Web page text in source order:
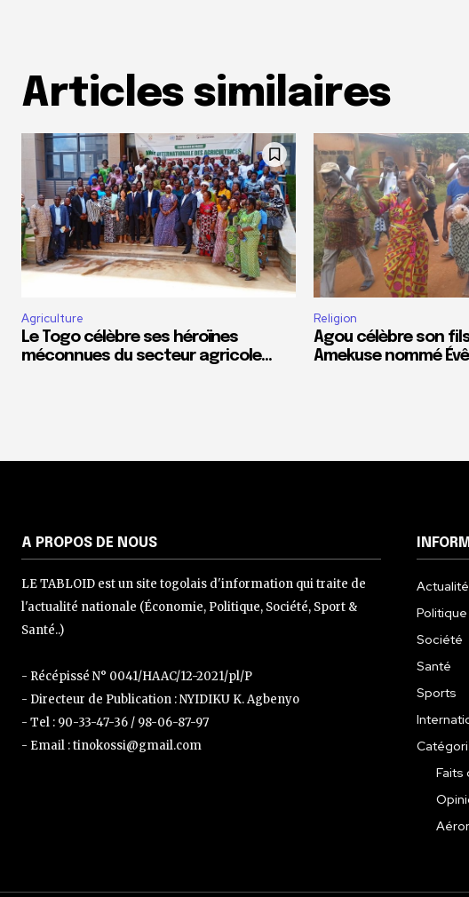
Articles similaires
Agriculture
Le Togo célèbre ses héroïnes
méconnues du secteur agricole…
Religion
Agou célèbre son
Amekuse nommé
A PROPOS DE NOUS
LE TABLOID est un site togolais d'information qui traite de
l'actualité nationale (Économie, Politique, Société, Sport &
Santé..)
- Récépissé N° 0041/HAAC/12-2021/pl/P
- Directeur de Publication : NYIDIKU K. Agbenyo
- Tel : 90-33-47-36 / 98-06-87-97
- Email : tinokossi@gmail.com
Politique
Société
Santé
Sports
Faits